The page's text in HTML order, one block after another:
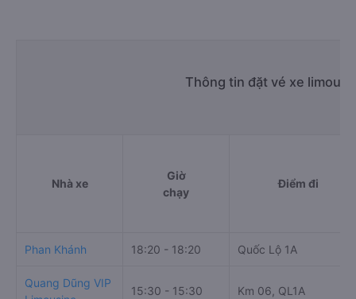
Thông tin đặt vé xe
Nhà xe
Giờ
chạy
Điểm đi
Phan Khánh 18:20 - 18:20 Quốc Lộ 1A
Quang Dũng VIP
15:30 - 15:30 Km 06, QL1A